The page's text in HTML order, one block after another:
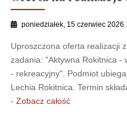
poniedziałek, 15 czerwiec 2026
Uproszczona oferta realizacji
zadania: "Aktywna Rokitnica -
- rekreacyjny". Podmiot
Lechia Rokitnica. Termin
- Zobacz całość